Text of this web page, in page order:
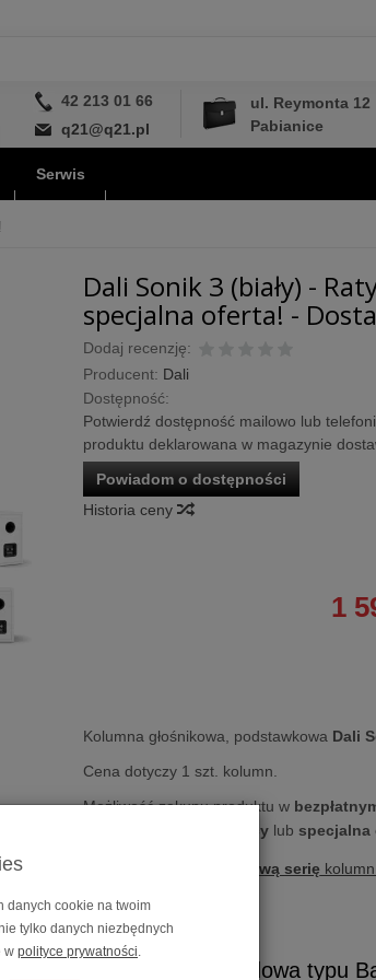
42 213 01 66
q21@q21.pl
ul. Reymonta 12
Pabianice
Serwis
Dali Sonik 3 (biały) -
specjalna oferta! -
Dodaj recenzję:
Producent: Dali
Dostępność:
Potwierdź dostępność mailowo lub
produktu deklarowana w magazynie
Powiadom o dostępności
Historia ceny
1
Kolumna głośnikowa, podstawkowa Dali
Cena dotyczy 1 szt. kolumn.
Możliwość zakupu produktu w
10 lub 20 miesięcylub specjalna
nową serię
2-drożna | Obudowa typu
danych cookie na twoim
tylko danych niezbędnych
w polityce prywatności